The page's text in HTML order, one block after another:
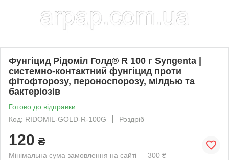
Фунгіцид Рідоміл Голд® R 100 г Syngenta |
системно-контактний фунгіцид проти
фітофторозу, пероноспорозу, мілдью та
бактеріозів
Готово до відправки
Код: RIDOMIL-GOLD-R-100G
Роздріб
120 ₴
Мінімальна сума замовлення на сайті — 300 ₴